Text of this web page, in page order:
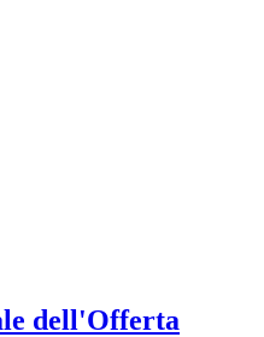
dell'Offerta